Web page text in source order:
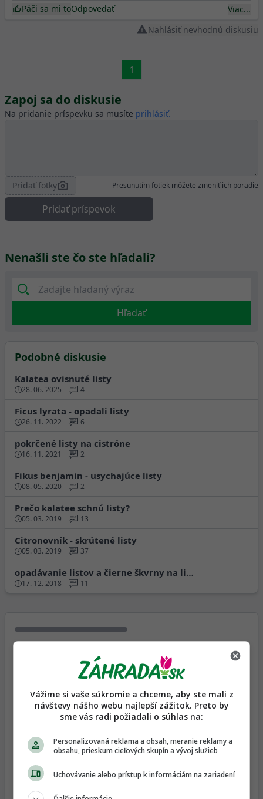
Páči sa mi toOdpovedať
Viac...
Nahlásiť nevhodnú diskusiu
1
Zapoj sa do diskusie
Na pridanie príspevku sa musíte prihlásiť.
Pridať fotky Presunutím fotiek môžete zmeniť ich poradie
Pridať príspevok
Nenašli ste čo ste hľadali?
Hľadať
Podobné diskusie
Kalatea ovisnuté listy
28. 06. 2025 4
Ficus lyrata - opadali listy
26. 11. 2022 6
pokrčené listy na cistróne
16. 11. 2021 2
Fikus benjamin - usychajúce listy
08. 05. 2020 2
Prečo kalatee schnú listy?
05. 03. 2019 13
Citronovník - skrútené listy
05. 03. 2019 37
opadávanie listov a čierne škvrny na li…
17. 12. 2018 11
Najnovšie články z Magazínu
Pustite sa do množenia vždyzelených
listnáčov. Teraz je na to vhodný čas!
Vážime si vaše súkromie a chceme, aby ste mali z
návštevy nášho webu najlepší zážitok. Preto by
sme vás radi požiadali o súhlas na:
Personalizovaná reklama a obsah, meranie reklamy a
obsahu, prieskum cieľových skupín a vývoj služieb
Uchovávanie alebo prístup k informáciám na zariadení